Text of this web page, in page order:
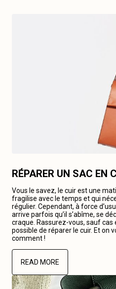
RÉPARER UN SAC EN
Vous le savez, le cuir est une
fragilise avec le temps et qui
régulier. Cependant, à force
arrive parfois qu’il s’abîme, se
craque. Rassurez-vous, sauf cas
possible de réparer le cuir. Et on
comment !
READ MORE